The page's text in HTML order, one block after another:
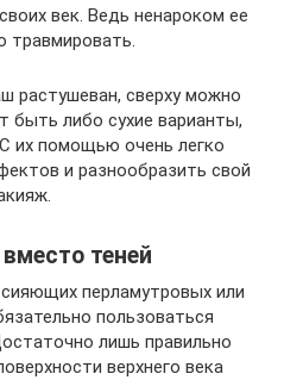
век. Ведь ненароком ее
травмировать.
растушеван, сверху можно
быть либо сухие варианты,
их помощью очень легко
и разнообразить свой
теней
перламутровых или
пользоваться
лишь правильно
верхнего века